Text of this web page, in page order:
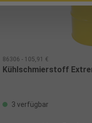
86306 - 105,91 €
Kühlschmierstoff
3 verfügbar